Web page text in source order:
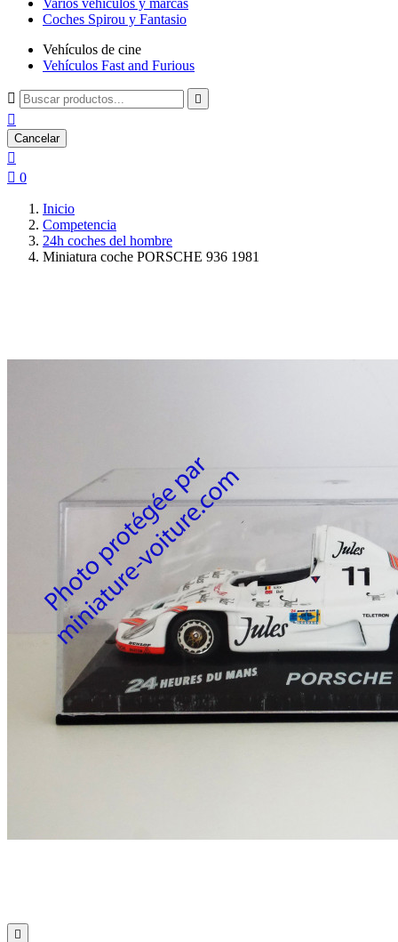
Varios vehículos y marcas
Coches Spirou y Fantasio
Vehículos de cine
Vehículos Fast and Furious
 

Cancelar

 0
Inicio
Competencia
24h coches del hombre
Miniatura coche PORSCHE 936 1981
